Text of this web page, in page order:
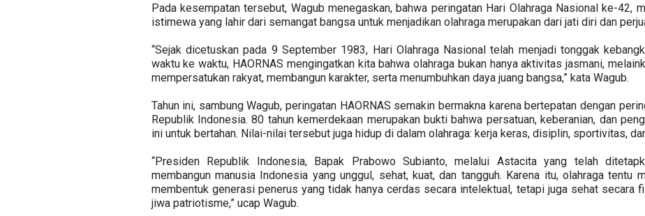
Pada kesempatan tersebut, Wagub menegaskan, bahwa peringatan Hari Olahraga Nasional ke-42,
istimewa yang lahir dari semangat bangsa untuk menjadikan olahraga merupakan dari jati diri dan
“Sejak dicetuskan pada 9 September 1983, Hari Olahraga Nasional telah menjadi tonggak
waktu ke waktu, HAORNAS mengingatkan kita bahwa olahraga bukan hanya aktivitas jasmani,
mempersatukan rakyat, membangun karakter, serta menumbuhkan daya juang bangsa,” kata Wagub.
Tahun ini, sambung Wagub, peringatan HAORNAS semakin bermakna karena bertepatan dengan
Republik Indonesia. 80 tahun kemerdekaan merupakan bukti bahwa persatuan, keberanian, dan
ini untuk bertahan. Nilai-nilai tersebut juga hidup di dalam olahraga: kerja keras, disiplin, sportivitas,
“Presiden Republik Indonesia, Bapak Prabowo Subianto, melalui Astacita yang telah
membangun manusia Indonesia yang unggul, sehat, kuat, dan tangguh. Karena itu, olahraga tentu
membentuk generasi penerus yang tidak hanya cerdas secara intelektual, tetapi juga sehat secara
jiwa patriotisme,” ucap Wagub.